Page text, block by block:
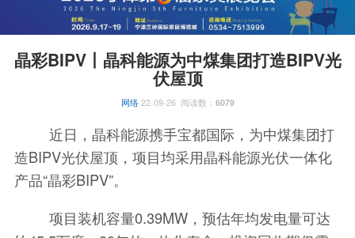
晶彩BIPV丨晶科能源为中煤集团打造BIPV光
伏屋顶
网络 22-09-26阅读数： 6079
近日，晶科能源携手宝都国际，为中煤集团打
造BIPV光伏屋顶，项目均采用晶科能源光伏一体化
产品“晶彩BIPV”。
项目装机容量0.39MW，预估年均发电量可达